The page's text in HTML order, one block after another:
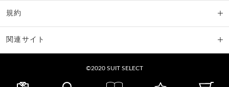
規約
関連サイト
©2020 SUIT SELECT